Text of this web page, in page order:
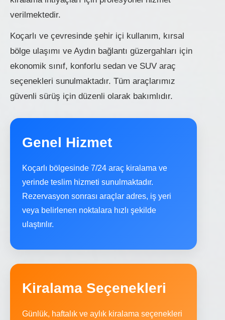
verilmektedir.
Koçarlı ve çevresinde şehir içi kullanım, kırsal
bölge ulaşımı ve Aydın bağlantı güzergahları için
ekonomik sınıf, konforlu sedan ve SUV araç
seçenekleri sunulmaktadır. Tüm araçlarımız
güvenli sürüş için düzenli olarak bakımlıdır.
Genel Hizmet
Koçarlı bölgesinde 7/24 araç kiralama ve
yerinde teslim hizmeti sunulmaktadır.
Rezervasyon sonrası araçlar adres, iş yeri
veya belirlenen noktalara hızlı şekilde
ulaştırılır.
Kiralama Seçenekleri
Günlük, haftalık ve aylık kiralama seçenekleri